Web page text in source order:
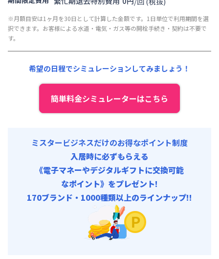
光熱費他 : 24,000円/月 (800円/日) (税抜)
清掃料他 :
その他費用 :
※月額目安は1ヶ月を30日として計算した金額です。1日単位で利用期間を選
択できます。お客様による水道・電気・ガス等の開栓手続き・契約は不要で
す。
希望の日程でシミュレーションしてみましょう！
簡単料金シミュレーターはこちら
ミスタービジネスだけのお得なポイント制度
入居時に必ずもらえる
《電子マネーやデジタルギフトに交換可能
なポイント》をプレゼント!
170ブランド・1000種類以上のラインナップ!!